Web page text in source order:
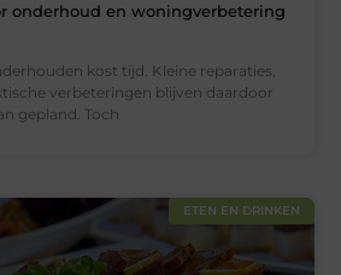
onderhoud en woningverbetering
kost tijd. Kleine reparaties,
verbeteringen blijven daardoor
gepland. Toch
ETEN EN DRINKEN